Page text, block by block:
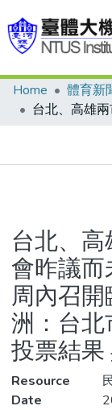
Communities &
Statistics
Home 體育新
台北、
會昨議
周內召
洲：台
投票結果
Resource
Date